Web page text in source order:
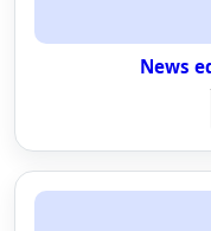
News